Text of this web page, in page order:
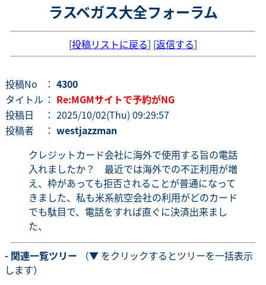
ラスベガス大全フォーラム
[投稿リストに戻る] [返信する]
投稿No ： 4300
タイトル ： Re:MGMサイトで予約がNG
投稿日
： 2025/10/02(Thu) 09:29:57
投稿者
： westjazzman
クレジットカード会社に海外で使用する旨の電話
入れましたか？ 最近では海外での不正利用が増
え、枠があっても拒否されることが普通になって
きました、私も米系航空会社の利用がどのカード
でも駄目で、電話をすれば直ぐに決済出来まし
た、
- 関連一覧ツリー （▼ をクリックするとツリーを一括表示
します）